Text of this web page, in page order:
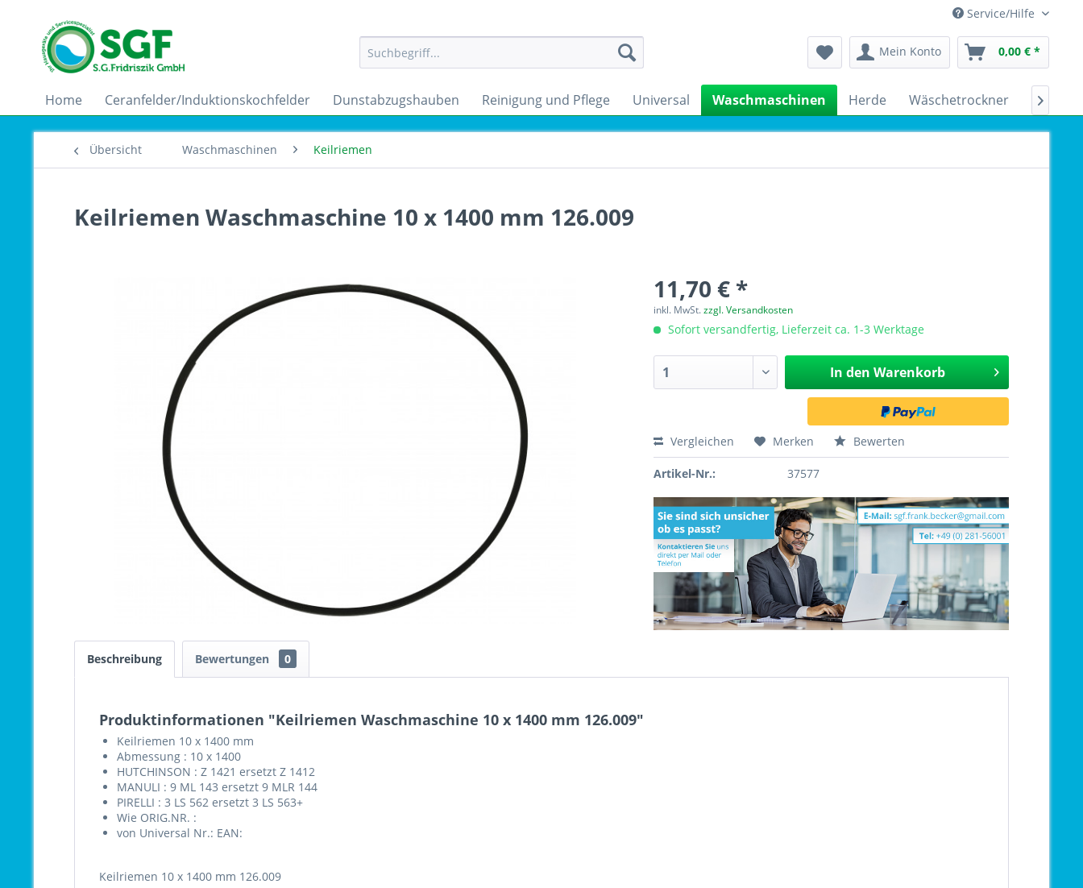
Service/Hilfe
Mein Konto 0,00 € *
Home Ceranfelder/Induktionskochfelder Dunstabzugshauben Reinigung und Pflege Universal Waschmaschinen Herde Wäschetrockner 
Übersicht Waschmaschinen Keilriemen
Keilriemen Waschmaschine 10 x 1400 mm 126.009
11,70 € *
inkl. MwSt.zzgl. Versandkosten
Sofort versandfertig, Lieferzeit ca. 1-3 Werktage
In den Warenkorb
Vergleichen Merken Bewerten
Artikel-Nr.: 37577
Beschreibung Bewertungen 0
Produktinformationen "Keilriemen Waschmaschine 10 x 1400 mm 126.009"
Keilriemen 10 x 1400 mm
Abmessung : 10 x 1400
HUTCHINSON : Z 1421 ersetzt Z 1412
MANULI : 9 ML 143 ersetzt 9 MLR 144
PIRELLI : 3 LS 562 ersetzt 3 LS 563+
Wie ORIG.NR. :
von Universal Nr.: EAN:
Keilriemen 10 x 1400 mm 126.009